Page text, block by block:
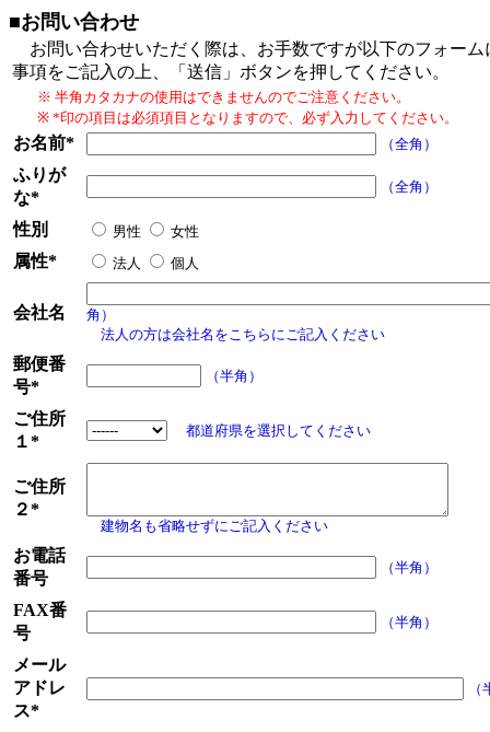
■お問い合わせ
お問い合わせいただく際は、お手数ですが以下のフォーム
事項をご記入の上、「送信」ボタンを押してください。
※ 半角カタカナの使用はできませんのでご注意ください。
※ *印の項目は必須項目となりますので、必ず入力してください。
お名前* （全角）
ふりが
な*
（全角）
性別 男性 女性
属性* 法人 個人
会社名
角）
法人の方は会社名をこちらにご記入ください
郵便番
号*
（半角）
ご住所
１*
都道府県を選択してください
ご住所
２*
建物名も省略せずにご記入ください
お電話
番号
（半角）
FAX番
号
（半角）
メール
アドレ
ス*